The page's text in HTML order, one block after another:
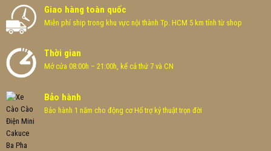
Giao hàng toàn quốc
Miễn phí ship trong khu vực nội thành Tp. HCM 5 km tính từ shop
Thời gian
Mở cửa 08:00h – 21:00h, kể cả thứ 7 và CN
Bảo hành
Bảo hành 1 năm cho động cơ Hổ trợ kỷ thuật trọn đời